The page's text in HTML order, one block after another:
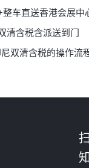
车直送香港会展中
清含税含派送到门
双清含税的操作流